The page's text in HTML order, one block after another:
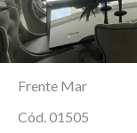
Frente Mar
Cód.01505